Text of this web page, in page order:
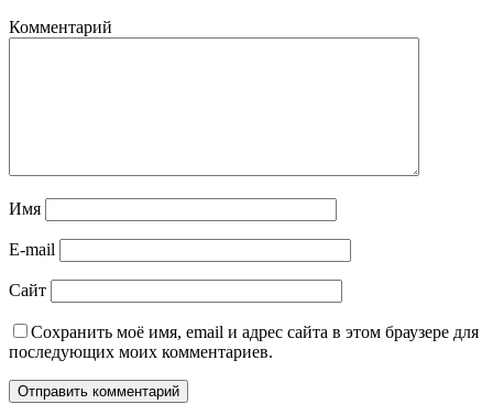
Комментарий
Имя
E-mail
Сайт
Сохранить моё имя, email и адрес сайта в этом браузере для
последующих моих комментариев.